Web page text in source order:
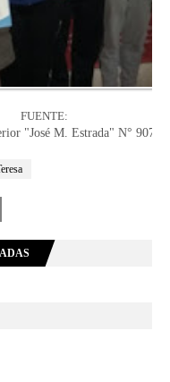
FUENTE:
"José M. Estrada" N° 9073